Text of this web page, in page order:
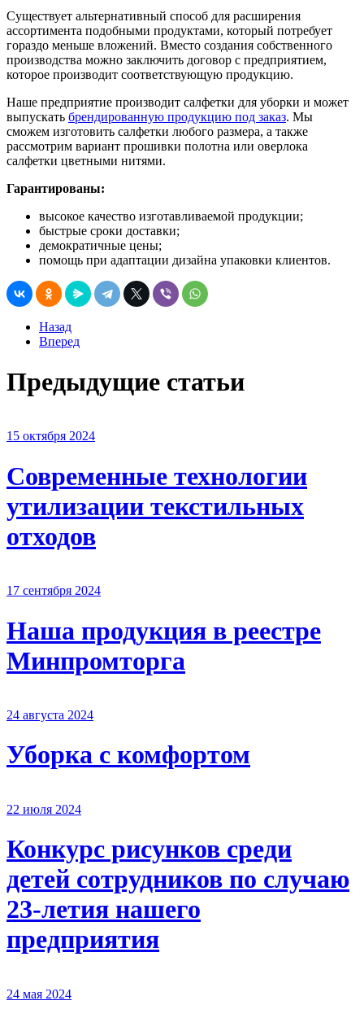
Существует альтернативный способ для расширения
ассортимента подобными продуктами, который потребует
гораздо меньше вложений. Вместо создания собственного
производства можно заключить договор с предприятием,
которое производит соответствующую продукцию.
Наше предприятие производит салфетки для уборки и может
выпускать брендированную продукцию под заказ. Мы
сможем изготовить салфетки любого размера, а также
рассмотрим вариант прошивки полотна или оверлока
салфетки цветными нитями.
Гарантированы:
высокое качество изготавливаемой продукции;
быстрые сроки доставки;
демократичные цены;
помощь при адаптации дизайна упаковки клиентов.
Назад
Вперед
Предыдущие статьи
15 октября 2024
Современные технологии
утилизации текстильных
отходов
17 сентября 2024
Наша продукция в реестре
Минпромторга
24 августа 2024
Уборка с комфортом
22 июля 2024
Конкурс рисунков среди
детей сотрудников по случаю
23-летия нашего
предприятия
24 мая 2024